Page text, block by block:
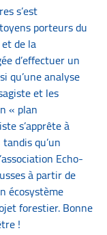
s’est
porteurs du
de la
d’effectuer un
qu’une analyse
et les
« plan
s’apprête à
qu’un
Echo-
à partir de
écosystème
forestier. Bonne
!